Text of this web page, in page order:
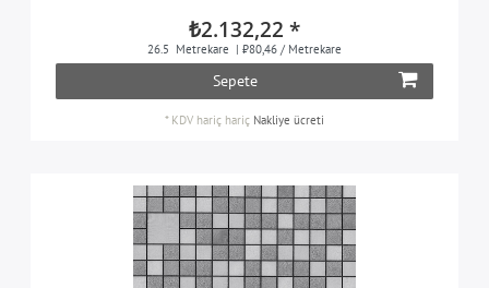
₺2.132,22 *
26.5 Metrekare | ₺80,46 / Metrekare
Sepete
* KDV hariç hariç Nakliye ücreti